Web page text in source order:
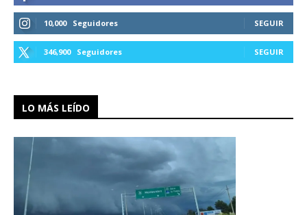
10,000 Seguidores SEGUIR
346,900 Seguidores SEGUIR
LO MÁS LEÍDO